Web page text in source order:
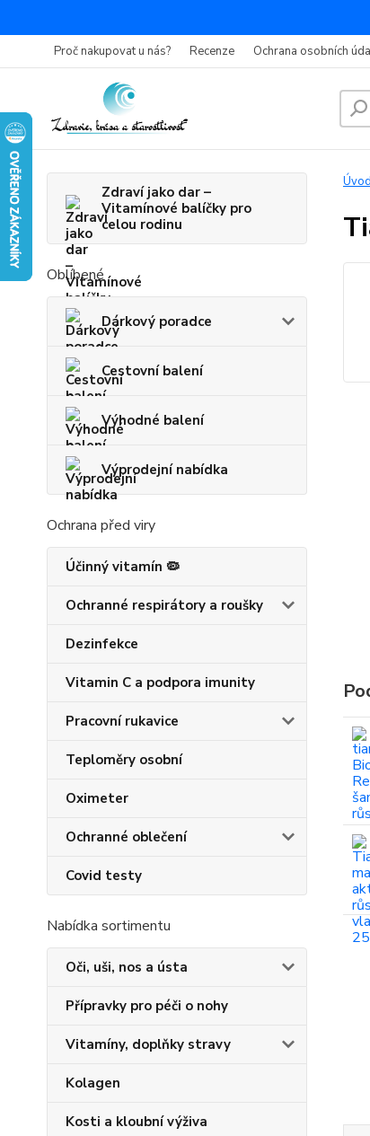
Proč nakupovat u nás? Recenze Ochrana osobních
Zdraví jako dar –
Vitamínové balíčky pro
celou rodinu
Oblíbené
Dárkový poradce
Cestovní balení
Výhodné balení
Výprodejní nabídka
Ochrana před viry
Účinný vitamín 🦠
Ochranné respirátory a roušky
Dezinfekce
Vitamin C a podpora imunity
Pracovní rukavice
Teploměry osobní
Oximeter
Ochranné oblečení
Covid testy
Nabídka sortimentu
Oči, uši, nos a ústa
Přípravky pro péči o nohy
Vitamíny, doplňky stravy
Kolagen
Kosti a kloubní výživa
Úvod